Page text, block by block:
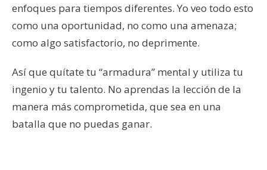
enfoques para tiempos diferentes. Yo veo todo esto
como una oportunidad, no como una amenaza;
como algo satisfactorio, no deprimente.
Así que quítate tu “armadura” mental y utiliza tu
ingenio y tu talento. No aprendas la lección de la
manera más comprometida, que sea en una
batalla que no puedas ganar.